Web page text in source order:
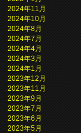
2024年11月
2024年10月
2024年8月
2024年7月
2024年4月
2024年3月
2024年1月
2023年12月
2023年11月
2023年9月
2023年7月
2023年6月
2023年5月